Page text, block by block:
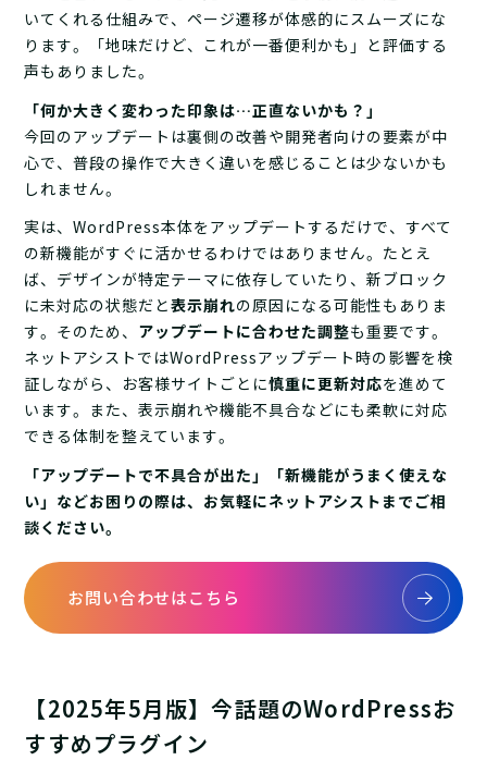
いてくれる仕組みで、ページ遷移が体感的にスムーズにな
ります。「地味だけど、これが一番便利かも」と評価する
声もありました。
「何か大きく変わった印象は…正直ないかも？」
今回のアップデートは裏側の改善や開発者向けの要素が中
心で、普段の操作で大きく違いを感じることは少ないかも
しれません。
実は、WordPress本体をアップデートするだけで、すべて
の新機能がすぐに活かせるわけではありません。たとえ
ば、デザインが特定テーマに依存していたり、新ブロック
に未対応の状態だと表示崩れの原因になる可能性もありま
す。そのため、 アップデートに合わせた調整も重要です。
ネットアシストではWordPressアップデート時の影響を検
証しながら、お客様サイトごとに慎重に更新対応を進めて
います。また、表示崩れや機能不具合などにも柔軟に対応
できる体制を整えています。
「アップデートで不具合が出た」「新機能がうまく使えな
い」などお困りの際は、お気軽にネットアシストまでご相
談ください。
お問い合わせはこちら
【2025年5月版】今話題のWordPressお
すすめプラグイン